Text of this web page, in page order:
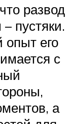
развод
пустяки.
его
с
а